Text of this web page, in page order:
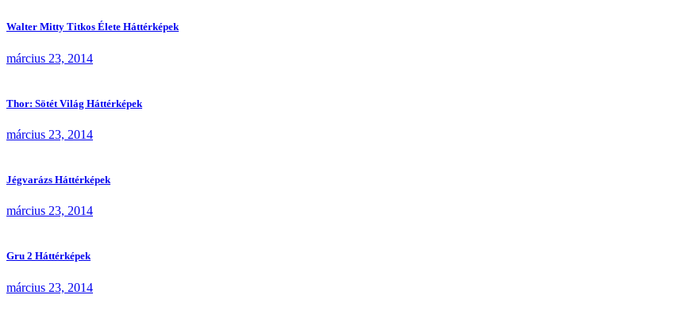
Walter Mitty Titkos Élete Háttérképek
március 23, 2014
Thor: Sötét Világ Háttérképek
március 23, 2014
Jégvarázs Háttérképek
március 23, 2014
Gru 2 Háttérképek
március 23, 2014